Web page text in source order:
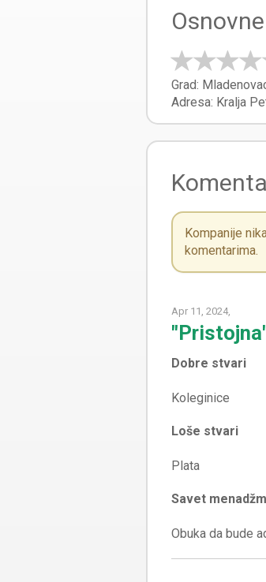
Grad:
Adresa: Kralja
Kompanije
komentarima.
Apr 11, 2024,
Dobre stvari
Loše stvari
Plata
Savet